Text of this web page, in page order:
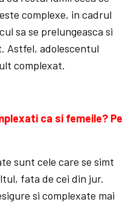
complexe, in cadrul
sa se prelungeasca si
Astfel, adolescentul
complexat.
ca si femeile? Pe
sunt cele care se simt
fata de cei din jur.
si complexate mai